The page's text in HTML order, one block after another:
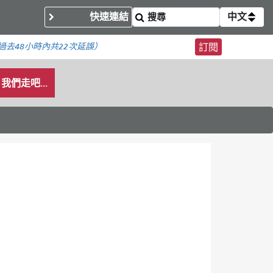
快速連結 中文
去48小時內共22次延誤） 訂閱
我們走吧...